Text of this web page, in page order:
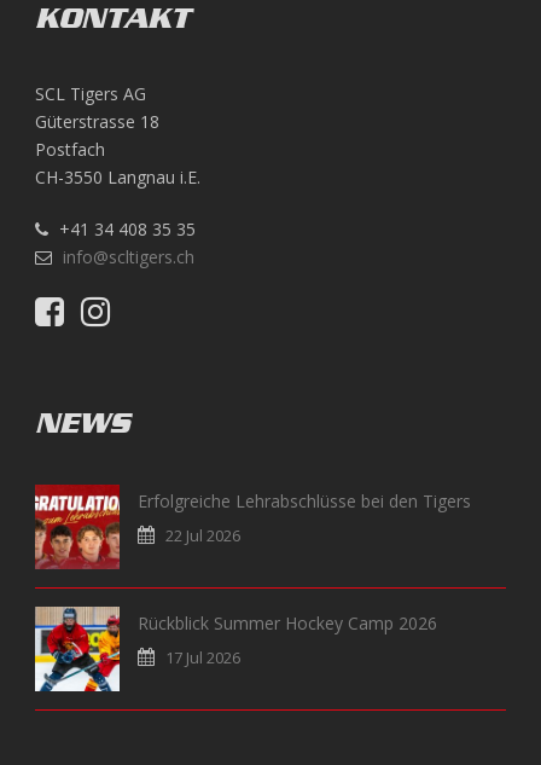
KONTAKT
SCL Tigers AG
Güterstrasse 18
Postfach
CH-3550 Langnau i.E.
+41 34 408 35 35
info@scltigers.ch
NEWS
Erfolgreiche Lehrabschlüsse bei den Tigers
22 Jul 2026
Rückblick Summer Hockey Camp 2026
17 Jul 2026